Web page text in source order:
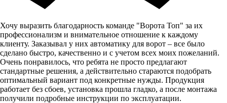
Хочу выразить благодарность команде "Ворота Топ" за их
профессионализм и внимательное отношение к каждому
клиенту. Заказывал у них автоматику для ворот – все было
сделано быстро, качественно и с учетом всех моих пожеланий.
Очень понравилось, что ребята не просто предлагают
стандартные решения, а действительно стараются подобрать
оптимальный вариант под конкретные нужды. Продукция
работает без сбоев, установка прошла гладко, а после монтажа
получили подробные инструкции по эксплуатации.